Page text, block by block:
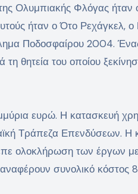
Ολυμπιακής Φλόγας ήταν
ήταν ο Ότο Ρεχάγκελ,
Ποδοσφαίρου 2004.
θητεία του οποίου
ευρώ. Η κατασκευή
Τράπεζα Επενδύσεων. Η
ολοκλήρωση των έργων
συνολικό κόστος